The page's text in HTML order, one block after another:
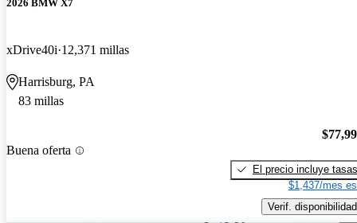
2026 BMW X7
xDrive40i 12,371 millas
Harrisburg, PA
83 millas
Buena oferta
El precio incluye tasas
$1,437/mes
Verif. disponibilidad